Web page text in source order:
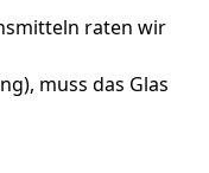
raten wir
muss das Glas